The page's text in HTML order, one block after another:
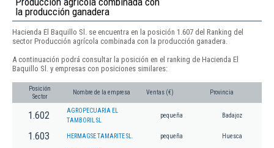
la producción ganadera
Hacienda El Baquillo Sl. se encuentra en la posición 1.607 del Ranking del
sector Producción agrícola combinada con la producción ganadera.
A continuación podrá consultar la posición en el ranking de Hacienda El
Baquillo Sl. y empresas con posiciones similares:
Posición
Sector
Nombre de la empresa Ventas (€) Provincia
1.602
AGROPECUARIA EL
TAMBORIL SL
pequeña Badajoz
1.603 HERMAGSE TAMARITE SL. pequeña Huesca